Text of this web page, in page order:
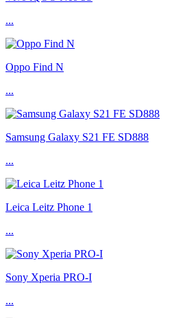
...
Oppo Find N
...
Samsung Galaxy S21 FE SD888
...
Leica Leitz Phone 1
...
Sony Xperia PRO-I
...